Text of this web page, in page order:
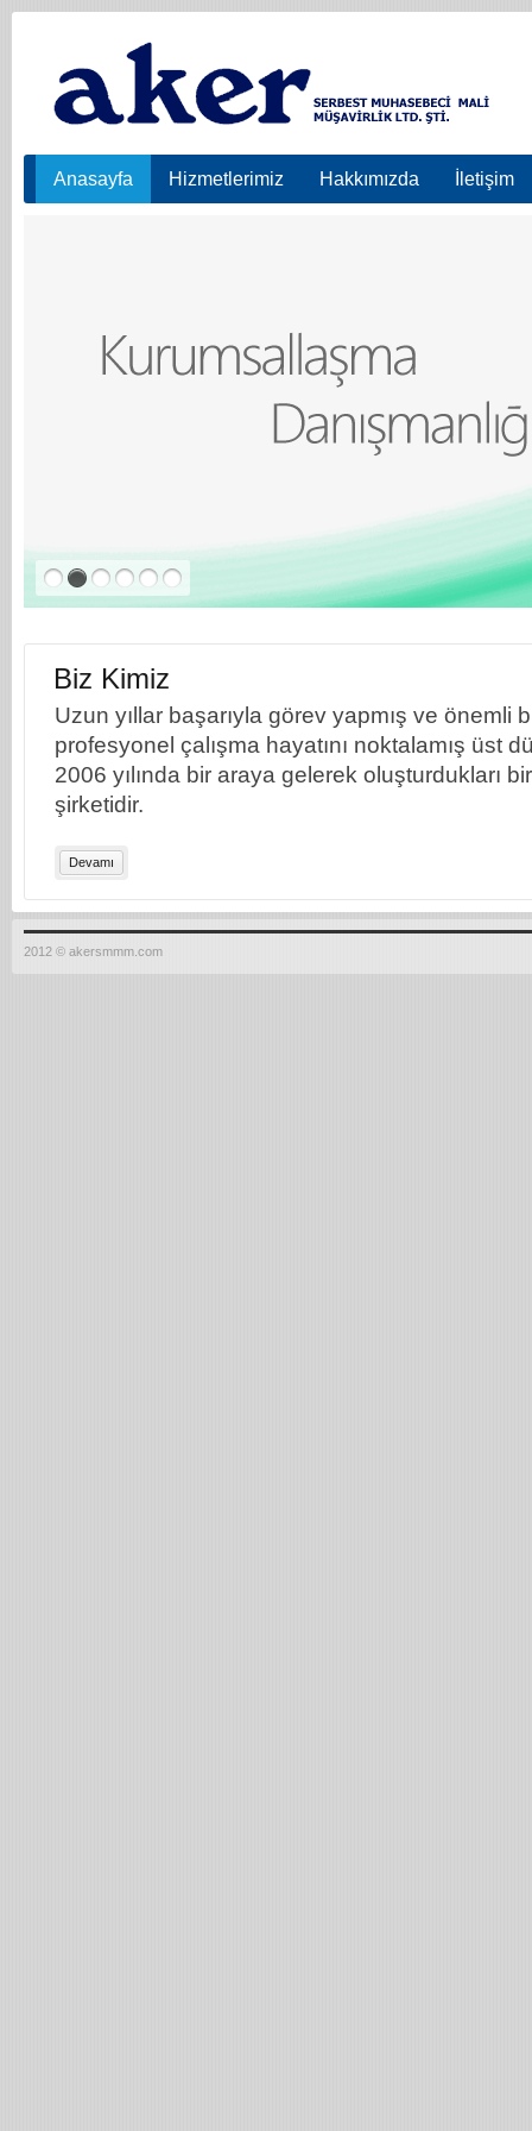
Anasayfa Hizmetlerimiz Hakkımızda İletişim
Biz Kimiz
Uzun yıllar başarıyla görev yapmış ve önemli
profesyonel çalışma hayatını noktalamış üst
2006 yılında bir araya gelerek oluşturdukları
şirketidir.
Devamı
2012 © akersmmm.com